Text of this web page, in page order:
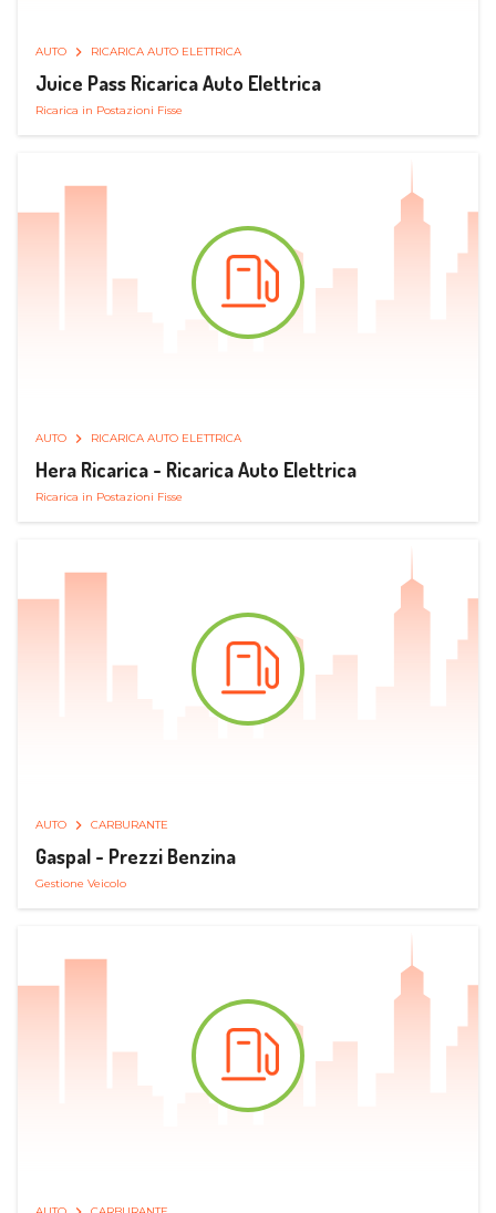
AUTO RICARICA AUTO ELETTRICA
Juice Pass Ricarica Auto Elettrica
Ricarica in Postazioni Fisse
AUTO RICARICA AUTO ELETTRICA
Hera Ricarica - Ricarica Auto Elettrica
Ricarica in Postazioni Fisse
AUTO CARBURANTE
Gaspal - Prezzi Benzina
Gestione Veicolo